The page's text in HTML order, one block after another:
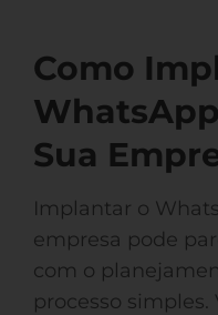
Como
Sua
Implantar o
empresa pode
com o
processo simples.